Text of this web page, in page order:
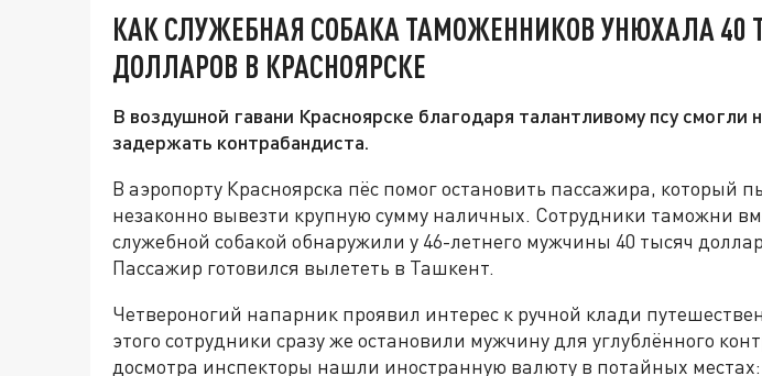
КАК СЛУЖЕБНАЯ СОБАКА ТАМОЖЕННИКОВ УНЮХАЛА 40
ДОЛЛАРОВ В КРАСНОЯРСКЕ
В воздушной гавани Красноярске благодаря талантливому псу смогли
задержать контрабандиста.
В аэропорту Красноярска пёс помог остановить пассажира, который
незаконно вывезти крупную сумму наличных. Сотрудники таможни
служебной собакой обнаружили у 46-летнего мужчины 40 тысяч
Пассажир готовился вылететь в Ташкент.
Четвероногий напарник проявил интерес к ручной клади
этого сотрудники сразу же остановили мужчину для углублённого
досмотра инспекторы нашли иностранную валюту в потайных